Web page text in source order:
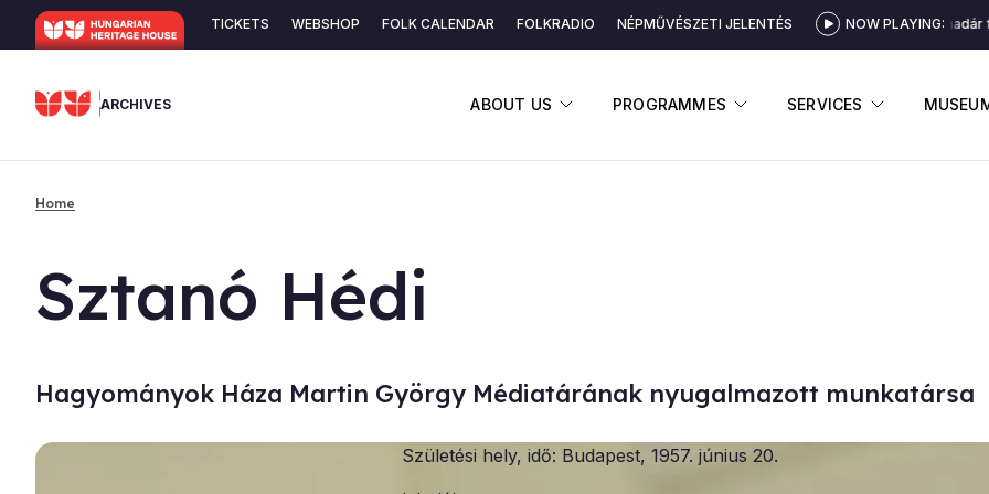
main
ARCHIVES ABOUT US DISPLAY SUBMENU
PROGRAMMES DISPLAY SUBMENU
SERVICES DISPLAY
Secondary
TICKETS WEBSHOP FOLK CALENDAR FOLKRADIO NÉPMŰVÉSZETI JELENTÉS NOW PLAYING:
Sárgarigómadár
Home
Sztanó Hédi
Hagyományok Háza Martin György Médiatárának nyugalmazott munkatársa
Születési hely, idő: Budapest, 1957. június 20.